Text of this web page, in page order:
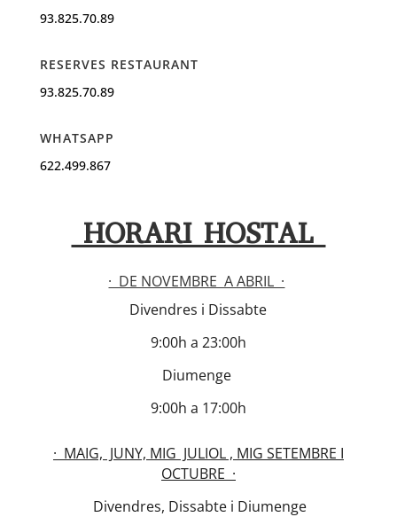
93.825.70.89
RESERVES RESTAURANT
93.825.70.89
WHATSAPP
622.499.867
HORARI HOSTAL
· DE NOVEMBRE A ABRIL ·
Divendres i Dissabte
9:00h a 23:00h
Diumenge
9:00h a 17:00h
· MAIG, JUNY, MIG JULIOL , MIG SETEMBRE I
OCTUBRE ·
Divendres, Dissabte i Diumenge